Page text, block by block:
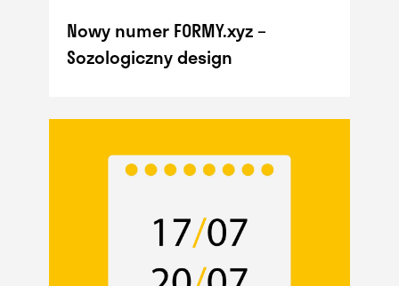
Nowy numer FORMY.xyz –
Sozologiczny design